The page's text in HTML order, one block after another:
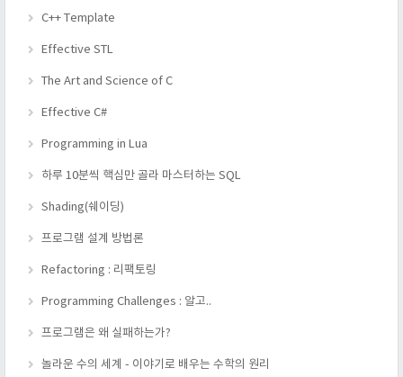
C++ Template
Effective STL
The Art and Science of C
Effective C#
Programming in Lua
하루 10분씩 핵심만 골라 마스터하는 SQL
Shading(쉐이딩)
프로그램 설계 방법론
Refactoring : 리팩토링
Programming Challenges : 알고..
프로그램은 왜 실패하는가?
놀라운 수의 세계 - 이야기로 배우는 수학의 원리